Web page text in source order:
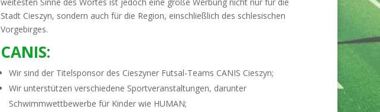
Stadt Cieszyn, sondern auch für die Region, einschließlich des schlesischen
Vorgebirges.
CANIS:
Wir sind der Titelsponsor des Cieszyner Futsal-Teams CANIS Cieszyn;
Wir unterstützen verschiedene Sportveranstaltungen, darunter
Schwimmwettbewerbe für Kinder wie HUMAN;